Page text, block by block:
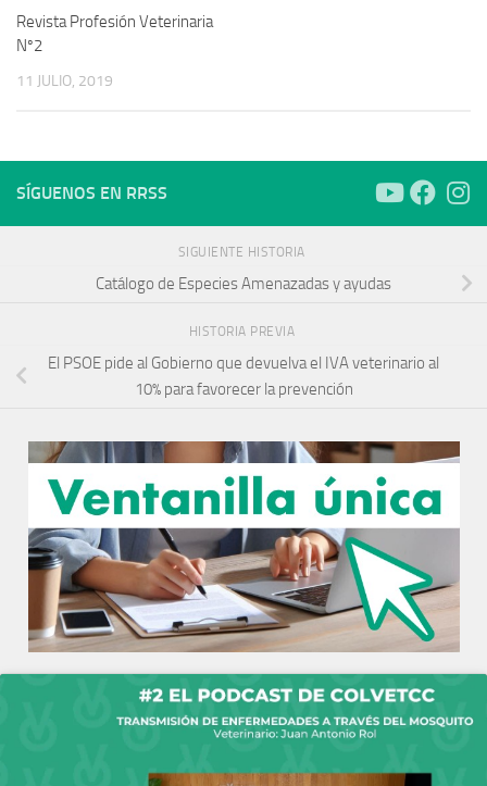
Revista Profesión Veterinaria
Nº2
11 JULIO, 2019
SÍGUENOS EN RRSS
SIGUIENTE HISTORIA
Catálogo de Especies Amenazadas y ayudas
HISTORIA PREVIA
El PSOE pide al Gobierno que devuelva el IVA veterinario al
10% para favorecer la prevención